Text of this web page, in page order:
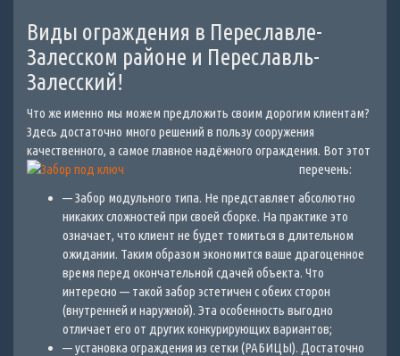
Виды ограждения в Переславле-
Залесском районе и Переславль-
Залесский!
Что же именно мы можем предложить своим дорогим клиентам?
Здесь достаточно много решений в пользу сооружения
качественного, а самое главное надёжного ограждения. Вот этот
перечень:
— Забор модульного типа. Не представляет абсолютно
никаких сложностей при своей сборке. На практике это
означает, что клиент не будет томиться в длительном
ожидании. Таким образом экономится ваше драгоценное
время перед окончательной сдачей объекта. Что
интересно — такой забор эстетичен с обеих сторон
(внутренней и наружной). Эта особенность выгодно
отличает его от других конкурирующих вариантов;
— установка ограждения из сетки (РАБИЦЫ). Достаточно